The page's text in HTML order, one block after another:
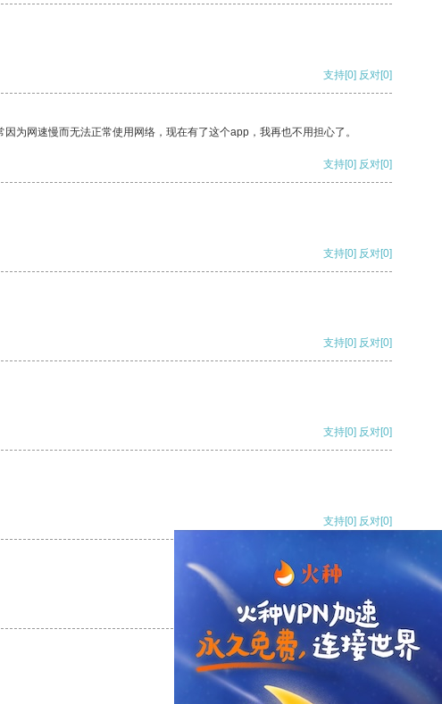
支持[0] 反对[0]
为网速慢而无法正常使用网络，现在有了这个app，我再也不用担心了。
支持[0] 反对[0]
支持[0] 反对[0]
支持[0] 反对[0]
支持[0] 反对[0]
支持[0] 反对[0]
支持[0] 反对
支持